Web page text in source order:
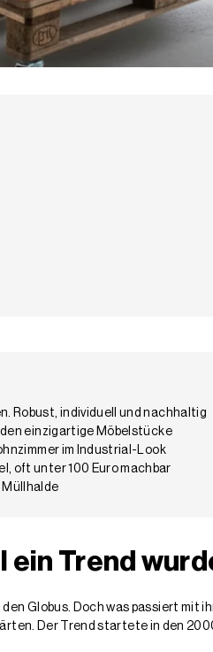
Robust, individuell und nachhaltig
einzigartige Möbelstücke
im Industrial-Look
oft unter 100 Euro machbar
ein Trend
Globus. Doch was passiert mit
Der Trend startete in den